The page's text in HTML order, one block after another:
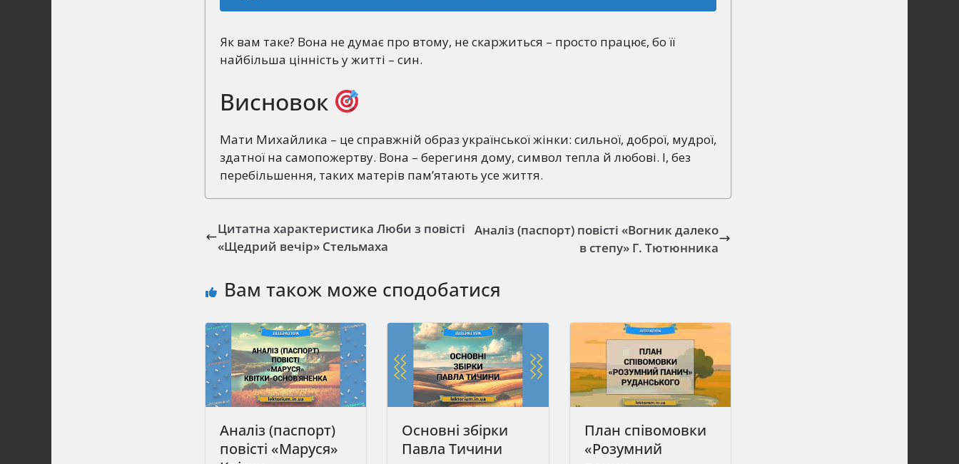
Як вам таке? Вона не думає про втому, не скаржиться – просто працює, бо її
найбільша цінність у житті – син.
Висновок
Мати Михайлика – це справжній образ української жінки: сильної, доброї, мудрої,
здатної на самопожертву. Вона – берегиня дому, символ тепла й любові. І, без
перебільшення, таких матерів пам’ятають усе життя.
Цитатна характеристика Люби з повісті
«Щедрий вечір» Стельмаха
Аналіз (паспорт) повісті «Вогник далеко
в степу» Г. Тютюнника
Вам також може сподобатися
Аналіз (паспорт)
повісті «Маруся»
Основні збірки
Павла Тичини
План співомовки
«Розумний